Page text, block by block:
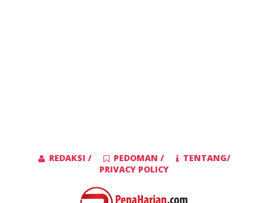
REDAKSI / PEDOMAN /
TENTANG/
PRIVACY POLICY